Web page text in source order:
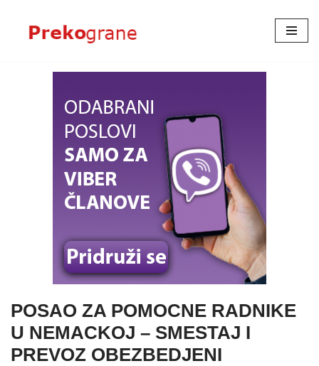
Skoči
POSAO ZA POMOCNE RADNIKE
U NEMACKOJ – SMESTAJ I
PREVOZ OBEZBEDJENI